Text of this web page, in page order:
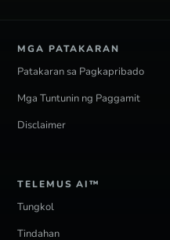
MGA PATAKARAN
Patakaran sa Pagkapribado
Mga Tuntunin ng Paggamit
Disclaimer
TELEMUS AI™
Tungkol
Tindahan